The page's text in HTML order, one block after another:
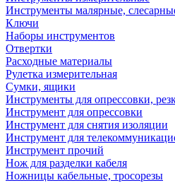
Инструменты малярные,
Ключи
Наборы инструментов
Отвертки
Расходные материалы
Рулетка измерительная
Сумки, ящики
Инструменты для опрессовки,
Инструмент для опрессовки
Инструмент для снятия изоляции
Инструмент для
Инструмент прочий
Нож для разделки кабеля
Ножницы кабельные, тросорезы